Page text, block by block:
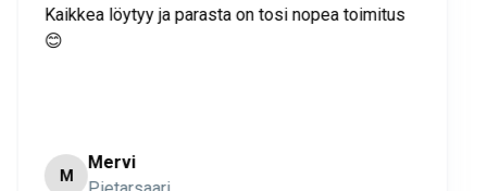
Nopea toimitus ja super asiakaspalvelua 🩷
ML Minna Lehto